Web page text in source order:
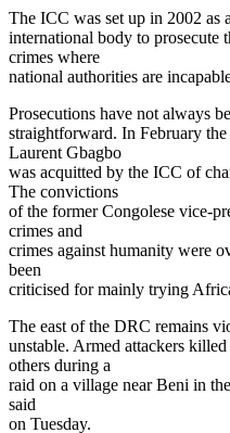
The ICC was set up in 2002 as
international body to prosecute
crimes where
national authorities are
Prosecutions have not always
straightforward. In February
Laurent Gbagbo
was acquitted by the ICC of
The convictions
of the former Congolese vice-
crimes and
crimes against humanity were
been
criticised for mainly trying
The east of the DRC remains
unstable. Armed attackers
others during a
raid on a village near Beni in
said
on Tuesday.